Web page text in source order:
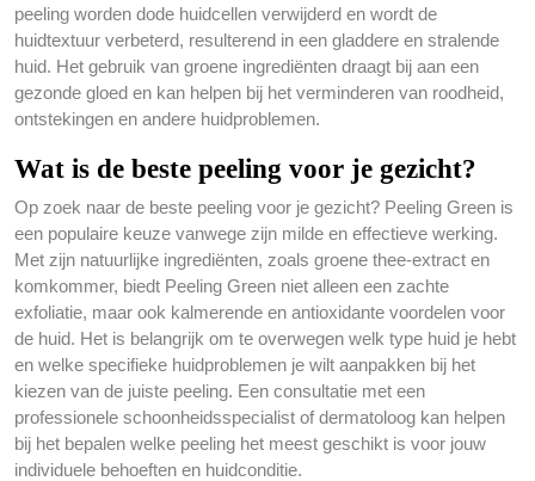
peeling worden dode huidcellen verwijderd en wordt de
huidtextuur verbeterd, resulterend in een gladdere en stralende
huid. Het gebruik van groene ingrediënten draagt bij aan een
gezonde gloed en kan helpen bij het verminderen van roodheid,
ontstekingen en andere huidproblemen.
Wat is de beste peeling voor je gezicht?
Op zoek naar de beste peeling voor je gezicht? Peeling Green is
een populaire keuze vanwege zijn milde en effectieve werking.
Met zijn natuurlijke ingrediënten, zoals groene thee-extract en
komkommer, biedt Peeling Green niet alleen een zachte
exfoliatie, maar ook kalmerende en antioxidante voordelen voor
de huid. Het is belangrijk om te overwegen welk type huid je hebt
en welke specifieke huidproblemen je wilt aanpakken bij het
kiezen van de juiste peeling. Een consultatie met een
professionele schoonheidsspecialist of dermatoloog kan helpen
bij het bepalen welke peeling het meest geschikt is voor jouw
individuele behoeften en huidconditie.